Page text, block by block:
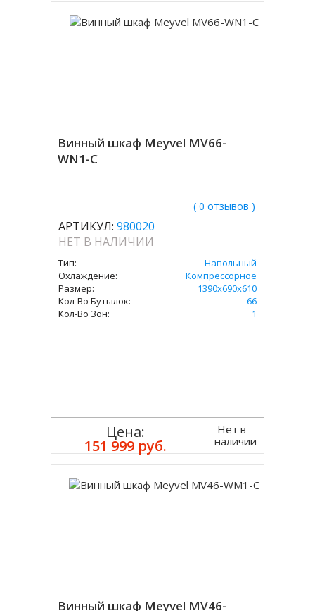
Винный шкаф Meyvel MV66-
WN1-C
( 0 отзывов )
АРТИКУЛ: 980020
НЕТ В НАЛИЧИИ
Тип:
Напольный
Охлаждение:
Компрессорное
Размер:
1390х690х610
Кол-Во Бутылок:
66
Кол-Во Зон:
1
Цена:
151 999 руб.
Нет в
наличии
Винный шкаф Meyvel MV46-